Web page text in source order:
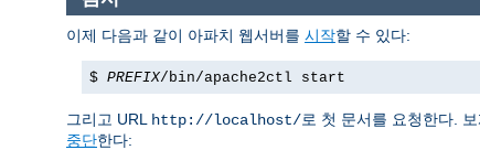
이제 다음과 같이 아파치 웹서버를 시작할 수 있다:
$ PREFIX/bin/apache2ctl start
그리고 URL http://localhost/로 첫 문서를 요청한다.
중단한다: